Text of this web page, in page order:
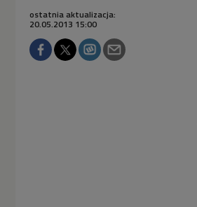
ostatnia aktualizacja:
20.05.2013 15:00